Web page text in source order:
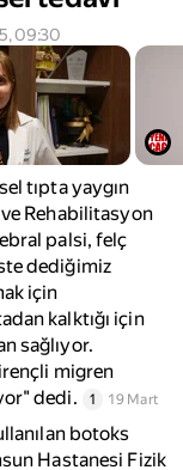
09:30
tıpta yaygın
ve Rehabilitasyon
palsi, felç
dediğimiz
için
kalktığı için
sağlıyor.
migren
dedi.
1 19 Mart
botoks
Hastanesi Fizik